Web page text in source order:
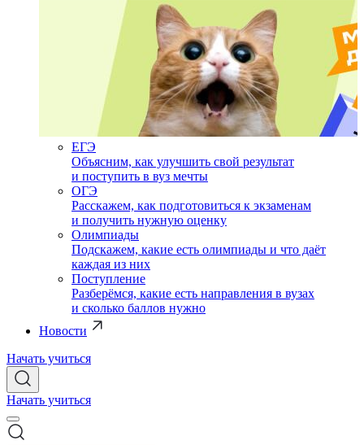
ЕГЭ
Объясним, как улучшить свой результат
и поступить в вуз мечты
ОГЭ
Расскажем, как подготовиться к экзаменам
и получить нужную оценку
Олимпиады
Подскажем, какие есть олимпиады и что даёт
каждая из них
Поступление
Разберёмся, какие есть направления в вузах
и сколько баллов нужно
Новости
Начать учиться
Начать учиться